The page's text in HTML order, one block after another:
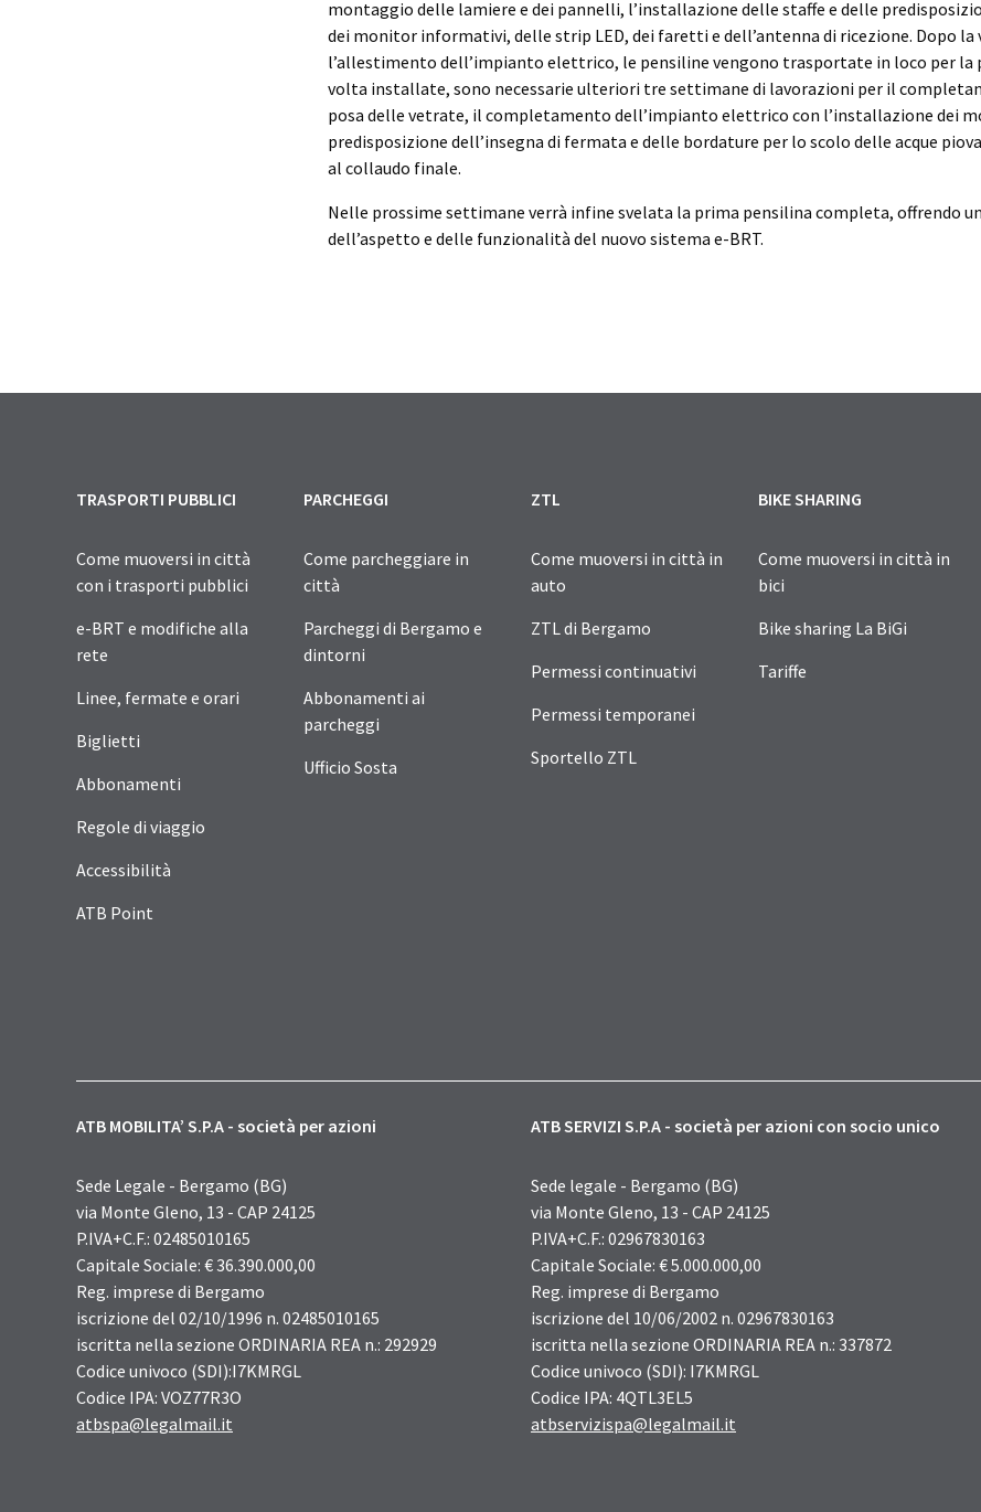
montaggio delle lamiere e dei pannelli, l’installazione delle staffe e delle
dei monitor informativi, delle strip LED, dei faretti e dell’antenna di ricezione. Dopo la
l’allestimento dell’impianto elettrico, le pensiline vengono trasportate in loco per la
volta installate, sono necessarie ulteriori tre settimane di lavorazioni per il
posa delle vetrate, il completamento dell’impianto elettrico con l’installazione dei
predisposizione dell’insegna di fermata e delle bordature per lo scolo delle acque
al collaudo finale.
Nelle prossime settimane verrà infine svelata la prima pensilina completa, offrendo
dell’aspetto e delle funzionalità del nuovo sistema e-BRT.
TRASPORTI PUBBLICI
Come muoversi in città
con i trasporti pubblici
e-BRT e modifiche alla
rete
Linee, fermate e orari
Biglietti
Abbonamenti
Regole di viaggio
Accessibilità
ATB Point
PARCHEGGI
Come parcheggiare in
città
Parcheggi di Bergamo e
dintorni
Abbonamenti ai
parcheggi
Ufficio Sosta
ZTL
Come muoversi in città in
auto
ZTL di Bergamo
Permessi continuativi
Permessi temporanei
Sportello ZTL
BIKE SHARING
Come muoversi in città in
bici
Bike sharing La BiGi
Tariffe
ATB MOBILITA’ S.P.A - società per azioni
Sede Legale - Bergamo (BG)
via Monte Gleno, 13 - CAP 24125
P.IVA+C.F.: 02485010165
Capitale Sociale: € 36.390.000,00
Reg. imprese di Bergamo
iscrizione del 02/10/1996 n. 02485010165
iscritta nella sezione ORDINARIA REA n.: 292929
Codice univoco (SDI):I7KMRGL
Codice IPA: VOZ77R3O
atbspa@legalmail.it
ATB SERVIZI S.P.A - società per azioni con socio unico
Sede legale - Bergamo (BG)
via Monte Gleno, 13 - CAP 24125
P.IVA+C.F.: 02967830163
Capitale Sociale: € 5.000.000,00
Reg. imprese di Bergamo
iscrizione del 10/06/2002 n. 02967830163
iscritta nella sezione ORDINARIA REA n.: 337872
Codice univoco (SDI): I7KMRGL
Codice IPA: 4QTL3EL5
atbservizispa@legalmail.it